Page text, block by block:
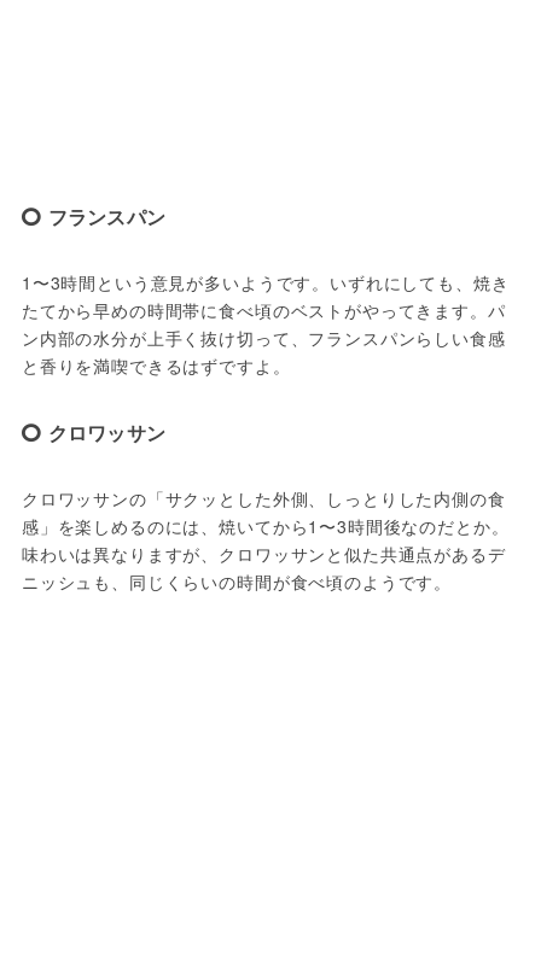
フランスパン
1〜3時間という意見が多いようです。いずれにしても、焼き
たてから早めの時間帯に食べ頃のベストがやってきます。パ
ン内部の水分が上手く抜け切って、フランスパンらしい食感
と香りを満喫できるはずですよ。
クロワッサン
クロワッサンの「サクッとした外側、しっとりした内側の食
感」を楽しめるのには、焼いてから1〜3時間後なのだとか。
味わいは異なりますが、クロワッサンと似た共通点があるデ
ニッシュも、同じくらいの時間が食べ頃のようです。